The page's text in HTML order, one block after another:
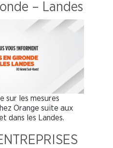
– Landes
sur les mesures
Orange suite aux
dans les Landes.